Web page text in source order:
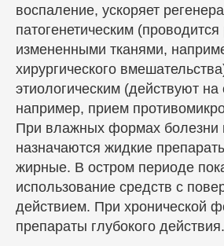
воспаление, ускоряет
патогенетическим
измененными тканями,
хирургического
этиологическим (действуют на
например, прием
При влажных формах болезни
назначаются жидкие
жирные. В остром периоде
использование средств с
действием. При хронической
препараты глубокого действия.